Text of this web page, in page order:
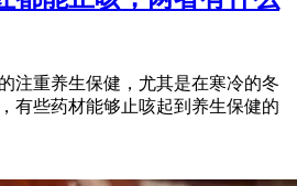
注重养生保健，尤其是在寒冷的冬
有些药材能够止咳起到养生保健的